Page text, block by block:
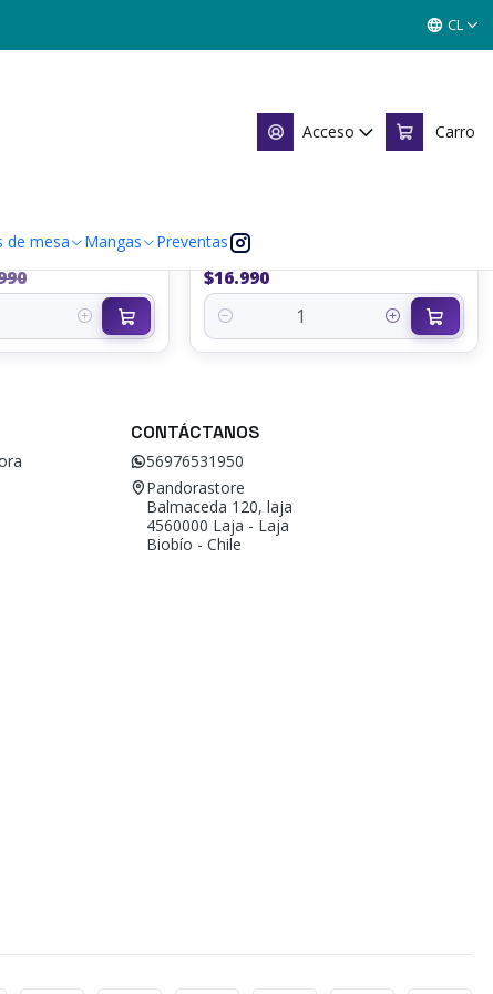
Acceso Carro
de mesa Mangas Preventas
CL
TCG
TORRE
LANZADOR DE DADOS DISEÑO
JARRA CERVECERA
$16.990
Cantidad
CONTÁCTANOS
56976531950
Pandorastore
Balmaceda 120, laja
4560000 Laja - Laja
Biobío - Chile